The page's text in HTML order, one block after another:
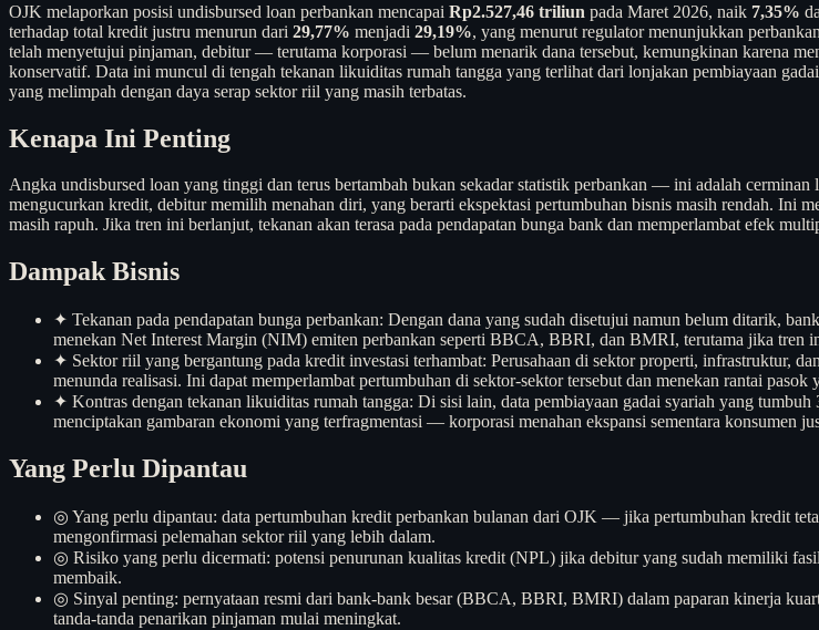
OJK melaporkan posisi undisbursed loan perbankan mencapai Rp2.527,46 triliun pada Maret 2026, naik 7,35%
terhadap total kredit justru menurun dari 29,77% menjadi 29,19%, yang menurut regulator menunjukkan
telah menyetujui pinjaman, debitur — terutama korporasi — belum menarik dana tersebut, kemungkinan karena
konservatif. Data ini muncul di tengah tekanan likuiditas rumah tangga yang terlihat dari lonjakan pembiayaan
yang melimpah dengan daya serap sektor riil yang masih terbatas.
Kenapa Ini Penting
Angka undisbursed loan yang tinggi dan terus bertambah bukan sekadar statistik perbankan — ini adalah
mengucurkan kredit, debitur memilih menahan diri, yang berarti ekspektasi pertumbuhan bisnis masih rendah. Ini
masih rapuh. Jika tren ini berlanjut, tekanan akan terasa pada pendapatan bunga bank dan memperlambat efek
Dampak Bisnis
✦ Tekanan pada pendapatan bunga perbankan: Dengan dana yang sudah disetujui namun belum ditarik,
menekan Net Interest Margin (NIM) emiten perbankan seperti BBCA, BBRI, dan BMRI, terutama jika tren
✦ Sektor riil yang bergantung pada kredit investasi terhambat: Perusahaan di sektor properti, infrastruktur,
menunda realisasi. Ini dapat memperlambat pertumbuhan di sektor-sektor tersebut dan menekan rantai pasok
✦ Kontras dengan tekanan likuiditas rumah tangga: Di sisi lain, data pembiayaan gadai syariah yang
menciptakan gambaran ekonomi yang terfragmentasi — korporasi menahan ekspansi sementara konsumen
Yang Perlu Dipantau
◎ Yang perlu dipantau: data pertumbuhan kredit perbankan bulanan dari OJK — jika pertumbuhan kredit
mengonfirmasi pelemahan sektor riil yang lebih dalam.
◎ Risiko yang perlu dicermati: potensi penurunan kualitas kredit (NPL) jika debitur yang sudah memiliki
membaik.
◎ Sinyal penting: pernyataan resmi dari bank-bank besar (BBCA, BBRI, BMRI) dalam paparan kinerja
tanda-tanda penarikan pinjaman mulai meningkat.